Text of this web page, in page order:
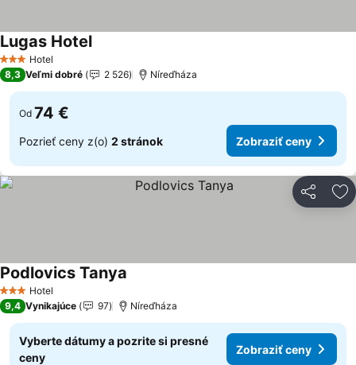
3 Počet hviezdičiek
Hotel
Lugas Hotel
8,3 Veľmi dobré 2 526 Níreďháza
Od 74 €
Pozrieť ceny z(o) 2 stránok Zobraziť ceny
Zdieľať
3 Počet hviezdičiek
Hotel
Podlovics Tanya
9,4 Vynikajúce 97 Níreďháza
Vyberte dátumy a pozrite si presné
ceny
Zobraziť ceny